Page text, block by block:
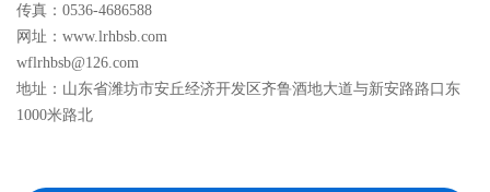
传真：0536-4686588
网址：www.lrhbsb.com
wflrhbsb@126.com
地址：山东省潍坊市安丘经济开发区齐鲁酒地大道与新安路路口东
1000米路北